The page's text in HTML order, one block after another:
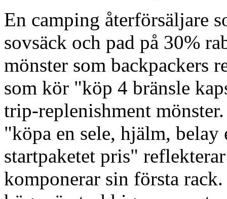
En camping återförsäljare
sovsäck och pad på 30%
mönster som backpackers
som kör "köp 4 bränsle
trip-replenishment
"köpa en sele, hjälm, belay
startpaketet pris"
komponerar sin första